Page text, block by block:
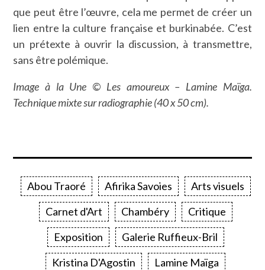
que peut être l’œuvre, cela me permet de créer un
lien entre la culture française et burkinabée. C’est
un prétexte à ouvrir la discussion, à transmettre,
sans être polémique.
Image à la Une © Les amoureux – Lamine Maïga.
Technique mixte sur radiographie (40 x 50 cm).
Abou Traoré Afirika Savoies
Arts visuels
Carnet d'Art
Chambéry
Critique
Exposition
Galerie Ruffieux-Bril
Kristina D'Agostin
Lamine Maïga